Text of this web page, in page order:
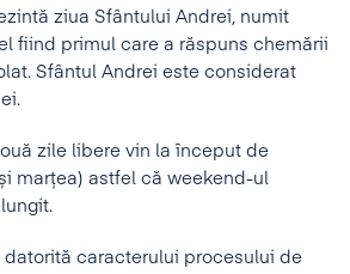
ziua Sfântului Andrei, numit
fiind primul care a răspuns chemării
Sfântul Andrei este considerat
zile libere vin la început de
marțea) astfel că weekend-ul
datorită caracterului procesului de